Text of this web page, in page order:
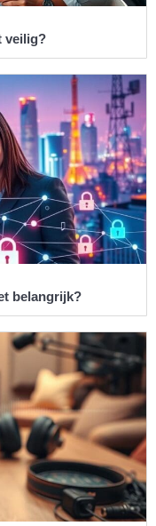
veilig?
belangrijk?